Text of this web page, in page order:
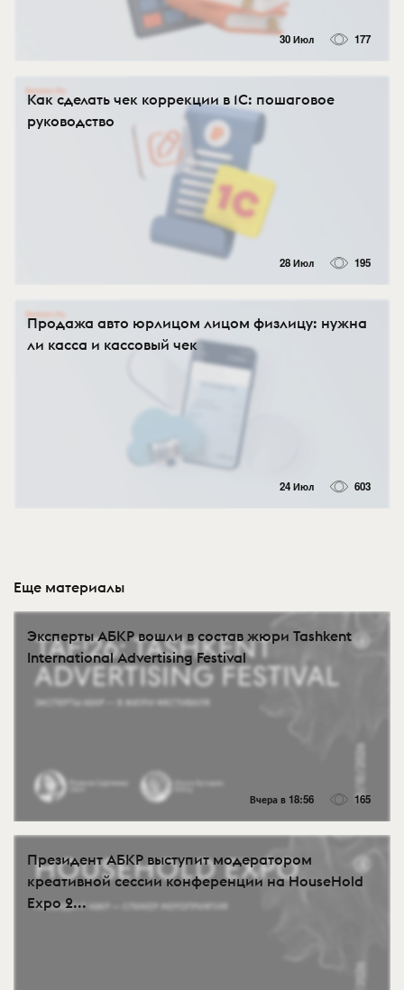
30 Июл 177
Как сделать чек коррекции в 1С: пошаговое
руководство
28 Июл 195
Продажа авто юрлицом лицом физлицу: нужна
ли касса и кассовый чек
24 Июл 603
Еще материалы
Эксперты АБКР вошли в состав жюри Tashkent
International Advertising Festival
Вчера в 18:56 165
Президент АБКР выступит модератором
креативной сессии конференции на HouseHold
Expo 2...